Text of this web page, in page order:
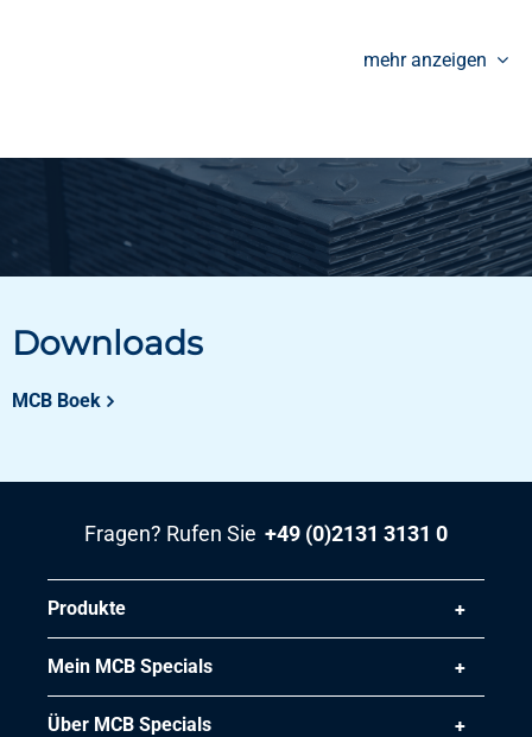
mehr anzeigen
Downloads
MCB Boek
Fragen? Rufen Sie +49 (0)2131 3131 0
Produkte
Mein MCB Specials
Über MCB Specials